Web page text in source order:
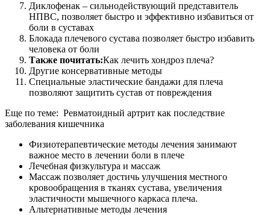
Диклофенак – сильнодействующий представитель
НПВС, позволяет быстро и эффективно избавиться от
боли в суставах
Блокада плечевого сустава позволяет быстро избавить
человека от боли
Также почитать:Как лечить хондроз плеча?
Другие консервативные методы
Специальные эластические бандажи для плеча
позволяют защитить сустав от повреждения
Еще по теме: Ревматоидный артрит как последствие
заболевания кишечника
Физиотерапевтические методы лечения занимают
важное место в лечении боли в плече
Лечебная физкультура и массаж
Массаж позволяет достичь улучшения местного
кровообращения в тканях сустава, увеличения
эластичности мышечного каркаса плеча.
Альтернативные методы лечения